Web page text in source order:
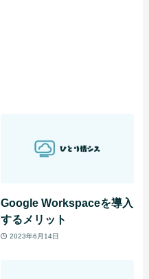
Google Workspaceを導入
するメリット
2023年6月14日